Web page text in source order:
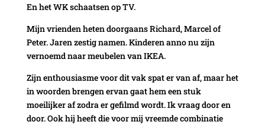
En het WK schaatsen op TV.
Mijn vrienden heten doorgaans Richard, Marcel of
Peter. Jaren zestig namen. Kinderen anno nu zijn
vernoemd naar meubelen van IKEA.
Zijn enthousiasme voor dit vak spat er van af, maar het
in woorden brengen ervan gaat hem een stuk
moeilijker af zodra er gefilmd wordt. Ik vraag door en
door. Ook hij heeft die voor mij vreemde combinatie